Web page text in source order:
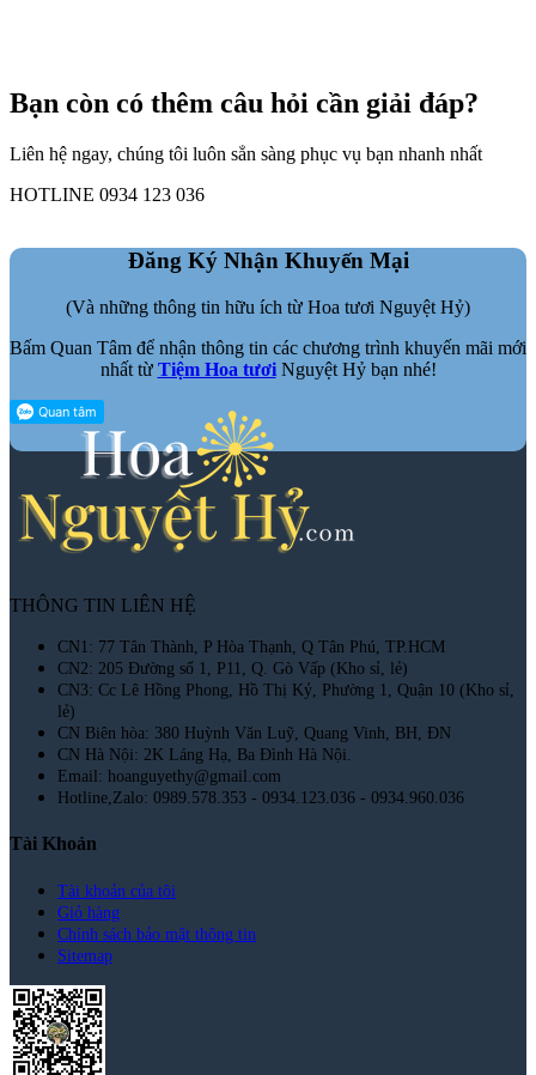
Bạn còn có thêm câu hỏi cần giải đáp?
Liên hệ ngay, chúng tôi luôn sẳn sàng phục vụ bạn nhanh nhất
HOTLINE 0934 123 036
Đăng Ký Nhận Khuyến Mại
(Và những thông tin hữu ích từ Hoa tươi Nguyệt Hỷ)
Bấm Quan Tâm để nhận thông tin các chương trình khuyến mãi mới
nhất từ Tiệm Hoa tươiNguyệt Hỷ bạn nhé!
THÔNG TIN LIÊN HỆ
CN1: 77 Tân Thành, P Hòa Thạnh, Q Tân Phú, TP.HCM
CN2: 205 Đường số 1, P11, Q. Gò Vấp (Kho sỉ, lẻ)
CN3: Cc Lê Hồng Phong, Hồ Thị Kỷ, Phường 1, Quận 10 (Kho sỉ,
lẻ)
CN Biên hòa: 380 Huỳnh Văn Luỹ, Quang Vinh, BH, ĐN
CN Hà Nội: 2K Láng Hạ, Ba Đình Hà Nội.
Email: hoanguyethy@gmail.com
Hotline,Zalo: 0989.578.353 - 0934.123.036 - 0934.960.036
Tài Khoản
Tài khoản của tôi
Giỏ hàng
Chính sách bảo mật thông tin
Sitemap